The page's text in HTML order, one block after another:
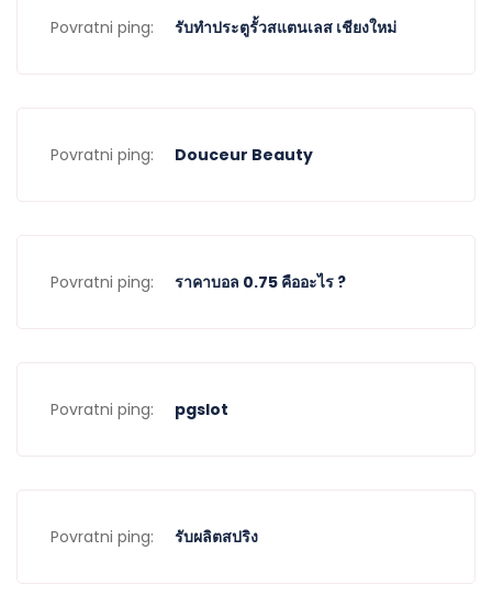
Povratni ping: รับทำประตูรั้วสแตนเลส เชียงใหม่
Povratni ping: Douceur Beauty
Povratni ping: ราคาบอล 0.75 คืออะไร ?
Povratni ping: pgslot
Povratni ping: รับผลิตสปริง